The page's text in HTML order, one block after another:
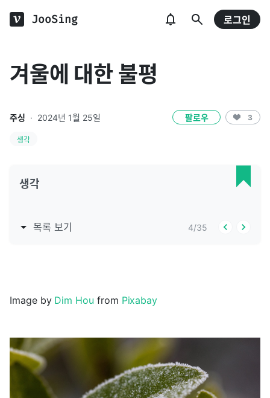
JooSing 로그인
겨울에 대한 불평
주싱 · 2024년 1월 25일 팔로우 3
생각
생각
목록 보기 4/35
Image by Dim Hou from Pixabay